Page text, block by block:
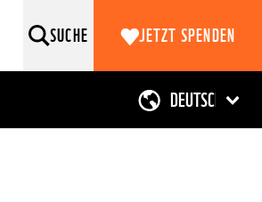
SUCHE JETZT SPENDEN